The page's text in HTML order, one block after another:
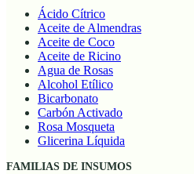
Ácido Cítrico
Aceite de Almendras
Aceite de Coco
Aceite de Ricino
Agua de Rosas
Alcohol Etílico
Bicarbonato
Carbón Activado
Rosa Mosqueta
Glicerina Líquida
FAMILIAS DE INSUMOS